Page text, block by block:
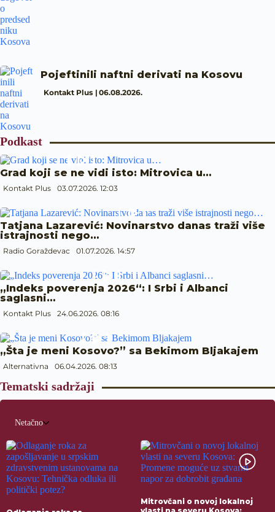
Pojeftinili naftni derivati na Kosovu
Kontakt Plus 06.08.2026.
Podkast
Grad koji se ne vidi isto: Mitrovica u…
Kontakt Plus 03.07.2026. 12:03
Tatjana Lazarević: Novinarstvo danas traži više
istrajnosti nego…
Radio Goraždevac 01.07.2026. 14:57
„Indeks poverenja 2026“: I Srbi i Albanci
saglasni…
Kontakt Plus 24.06.2026. 08:16
„Šta je meni Kosovo?” sa Bekimom Bljakajem
Alternativna 06.04.2026. 08:13
Tematski sadržaji
Netačno
Mitrovčani o novoj lokalnoj